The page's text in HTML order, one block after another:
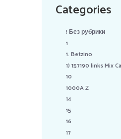
Categories
! Без рубрики
1
1. Betzino
1) 157190 links Mix
10
1000A Z
14
15
16
17